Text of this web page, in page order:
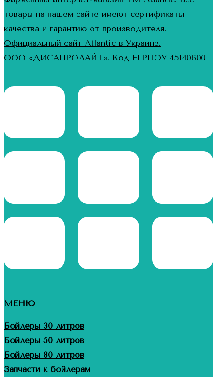
товары на нашем сайте имеют сертификаты
качества и гарантию от производителя.
Официальный сайт Atlantic в Украине.
ООО «ДИСАПРОЛАЙТ», Код ЕГРПОУ 45140600
МЕНЮ
Бойлеры 30 литров
Бойлеры 50 литров
Бойлеры 80 литров
Запчасти к бойлерам